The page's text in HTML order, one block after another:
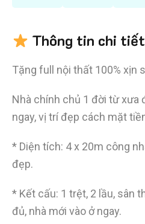
Thông tin chi tiết
Tặng full nội thất 100% xịn
Nhà chính chủ 1 đời từ xưa
ngay, vị trí đẹp cách mặt
* Diện tích: 4 x 20m công
đẹp.
* Kết cấu: 1 trệt, 2 lầu, sân
đủ, nhà mới vào ở ngay.